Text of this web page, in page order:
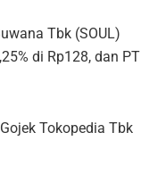
Tbk (SOUL)
di Rp128, dan PT
Tokopedia Tbk